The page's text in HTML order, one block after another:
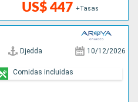
US$ 447 +Tasas
Djedda 10/12/2026
Comidas incluidas